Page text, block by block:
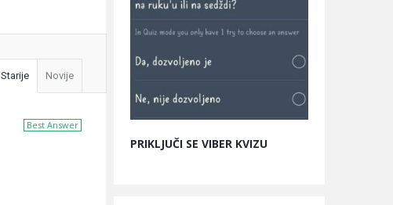
Starije Novije
Best Answer
PRIKLJUČI SE VIBER KVIZU